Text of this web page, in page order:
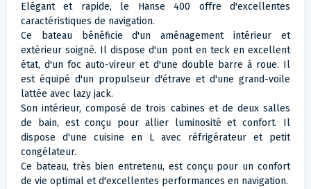
Elégant et rapide, le Hanse 400 offre d'excellentes
caractéristiques de navigation.
Ce bateau bénéficie d'un aménagement intérieur et
extérieur soigné. Il dispose d'un pont en teck en excellent
état, d'un foc auto-vireur et d'une double barre à roue. Il
est équipé d'un propulseur d'étrave et d'une grand-voile
lattée avec lazy jack.
Son intérieur, composé de trois cabines et de deux salles
de bain, est conçu pour allier luminosité et confort. Il
dispose d'une cuisine en L avec réfrigérateur et petit
congélateur.
Ce bateau, très bien entretenu, est conçu pour un confort
de vie optimal et d'excellentes performances en navigation.